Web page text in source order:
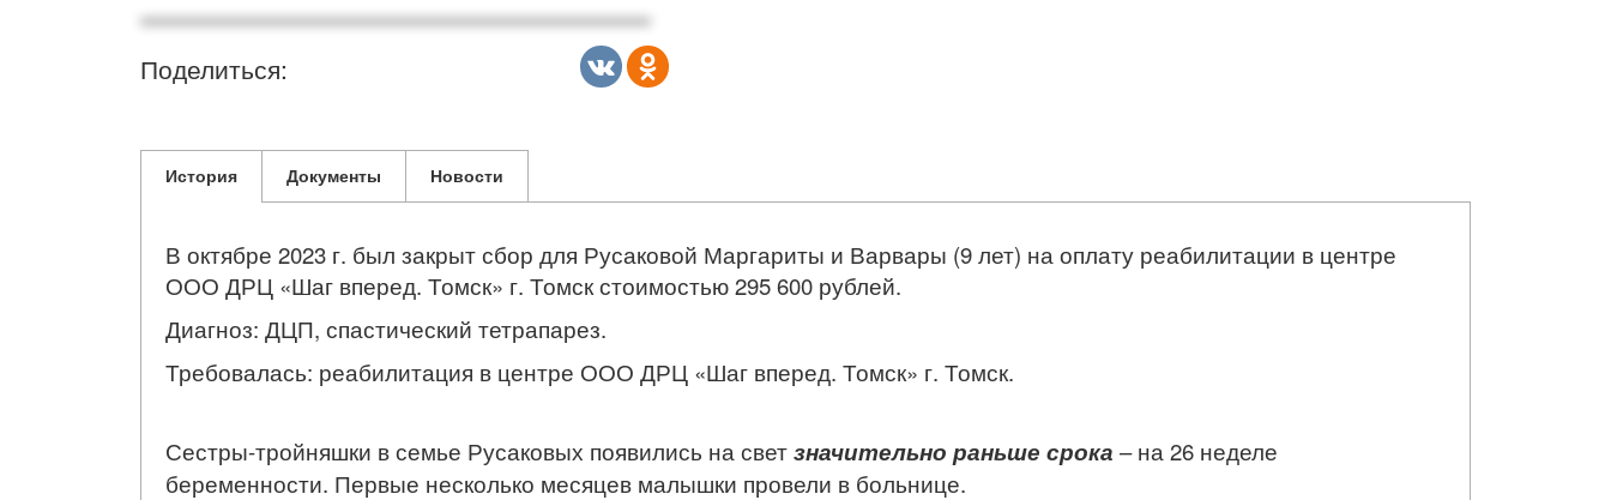
Поделиться:
История Документы Новости
В октябре 2023 г. был закрыт сбор для Русаковой Маргариты и Варвары (9 лет) на оплату реабилитации в центре
ООО ДРЦ «Шаг вперед. Томск» г. Томск стоимостью 295 600 рублей.
Диагноз: ДЦП, спастический тетрапарез.
Требовалась: реабилитация в центре ООО ДРЦ «Шаг вперед. Томск» г. Томск.
Сестры-тройняшки в семье Русаковых появились на светзначительно раньше срока – на 26 неделе
беременности. Первые несколько месяцев малышки провели в больнице.